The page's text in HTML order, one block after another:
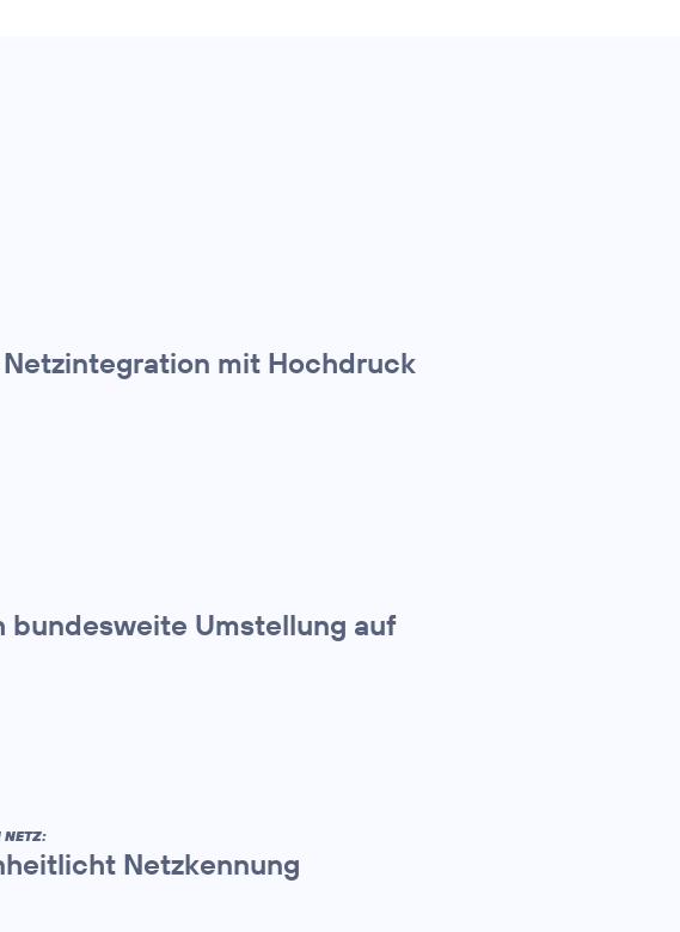
mit Hochdruck
Umstellung auf
NETZ:
Netzkennung